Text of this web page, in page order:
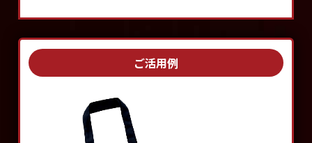
ご活用例